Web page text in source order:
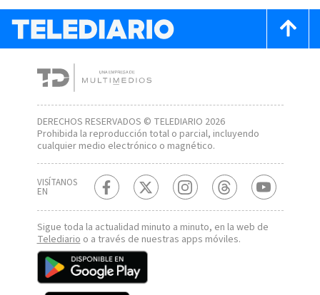
DERECHOS RESERVADOS © TELEDIARIO 2026
Prohibida la reproducción total o parcial, incluyendo
cualquier medio electrónico o magnético.
VISÍTANOS
EN
Sigue toda la actualidad minuto a minuto, en la web de
Telediarioo a través de nuestras apps móviles.